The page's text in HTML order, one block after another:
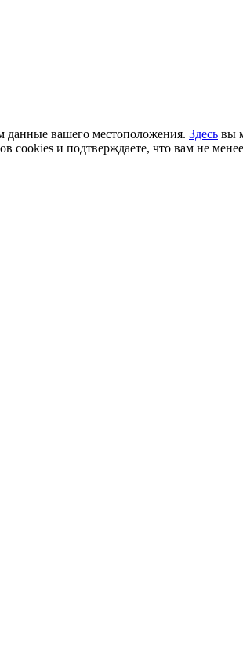
данные вашего местоположения. Здесь вы
cookies и подтверждаете, что вам не